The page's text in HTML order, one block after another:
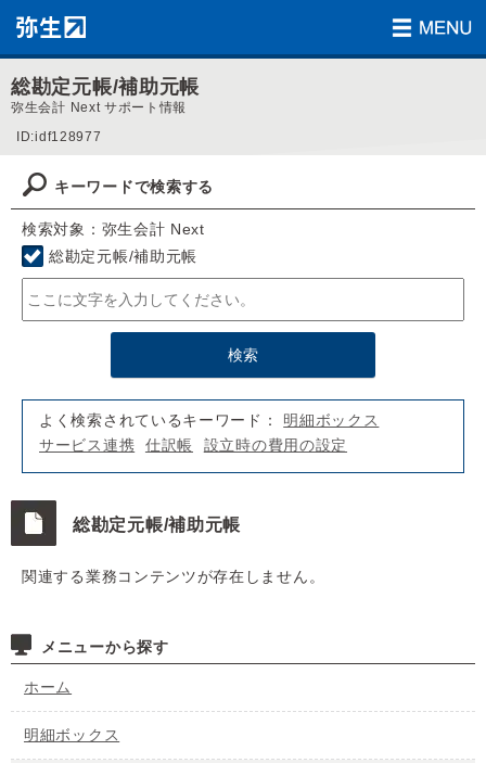
総勘定元帳/補助元帳
弥生会計 Next サポート情報
ID:idf128977
キーワードで検索する
検索対象：弥生会計 Next
総勘定元帳/補助元帳
よく検索されているキーワード： 明細ボックス
サービス連携
仕訳帳 設立時の費用の設定
総勘定元帳/補助元帳
関連する業務コンテンツが存在しません。
メニューから探す
ホーム
明細ボックス